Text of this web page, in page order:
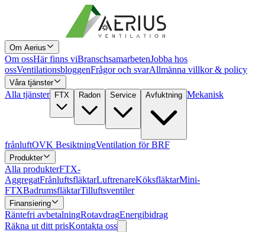
Om Aerius
Om ossHär finns viBranschsamarbetenJobba hos
ossVentilationsbloggenFrågor och svarAllmänna villkor & policy
Våra tjänster
Alla tjänster FTX Radon Service Avfuktning Mekanisk
frånluftOVK BesiktningVentilation för BRF
Produkter
Alla produkterFTX-
AggregatFrånluftsfläktarLuftrenareKöksfläktarMini-
FTXBadrumsfläktarTilluftsventiler
Finansiering
Räntefri avbetalningRotavdragEnergibidrag
Räkna ut ditt prisKontakta oss